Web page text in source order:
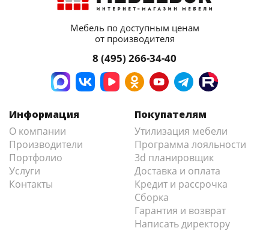
Мебель по доступным ценам
от производителя
8 (495) 266-34-40
Информация
О компании
Производители
Портфолио
Услуги
Контакты
Покупателям
Утилизация мебели
Программа лояльности
3d планировщик
Доставка и оплата
Кредит и рассрочка
Сборка
Гарантия и возврат
Написать директору